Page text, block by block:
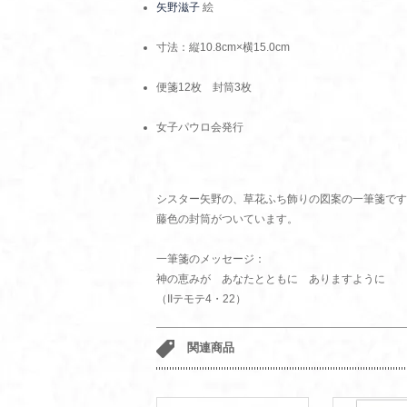
矢野滋子 絵
寸法：縦10.8cm×横15.0cm
便箋12枚 封筒3枚
女子パウロ会発行
シスター矢野の、草花ふち飾りの図案の一筆箋で
藤色の封筒がついています。
一筆箋のメッセージ：
神の恵みが あなたとともに ありますように
（IIテモテ4・22）
関連商品